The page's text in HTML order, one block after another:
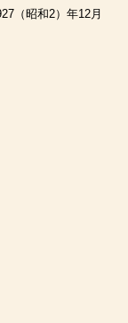
（昭和2）年12月